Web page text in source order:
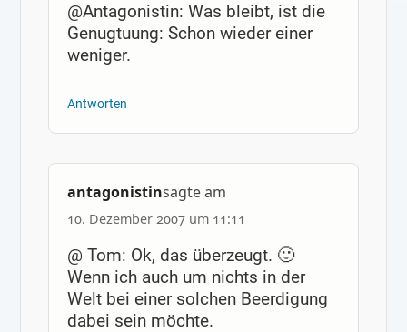
@Antagonistin: Was bleibt, ist die
Genugtuung: Schon wieder einer
weniger.
Antworten
antagonistinsagte am
10. Dezember 2007 um 11:11
@ Tom: Ok, das überzeugt. 🙂
Wenn ich auch um nichts in der
Welt bei einer solchen Beerdigung
dabei sein möchte.